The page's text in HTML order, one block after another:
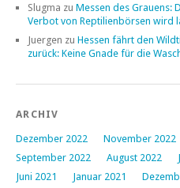
Slugma zu Messen des Grauens:
Verbot von Reptilienbörsen wird
Juergen zu Hessen fährt den
zurück: Keine Gnade für die
ARCHIV
Dezember 2022 November 2022
September 2022
August 2022
Juni 2021
Januar 2021